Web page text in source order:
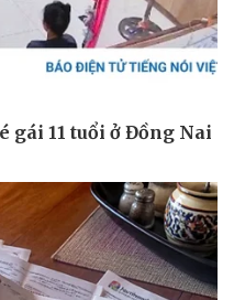
Công nghệ